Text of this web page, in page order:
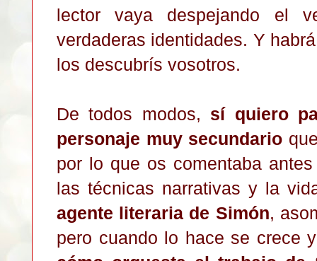
lector vaya despejando el
verdaderas identidades. Y
los descubrís vosotros.
De todos modos, sí quiero
personaje muy secundario
por lo que os comentaba
las técnicas narrativas y la
agente literaria de Simón,
pero cuando lo hace se crece